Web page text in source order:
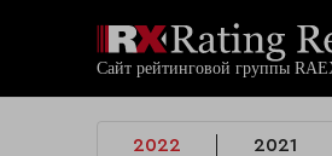
2022 2021